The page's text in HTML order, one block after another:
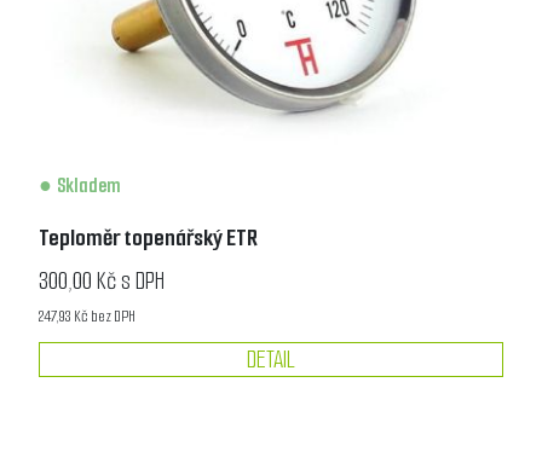
Skladem
Teploměr topenářský ETR
300,00 Kč s DPH
247,93 Kč bez DPH
DETAIL